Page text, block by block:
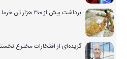
برداشت بیش از ۳۰۰ هزار تن خرما ازنخلستان‌های سیستان وبلوچستان
گزیده‌ای از افتخارات مخترع